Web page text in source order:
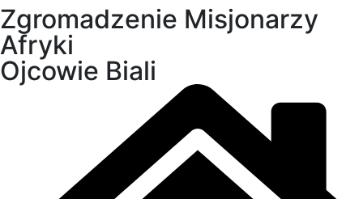
Zgromadzenie Misjonarzy
Afryki
Ojcowie Biali